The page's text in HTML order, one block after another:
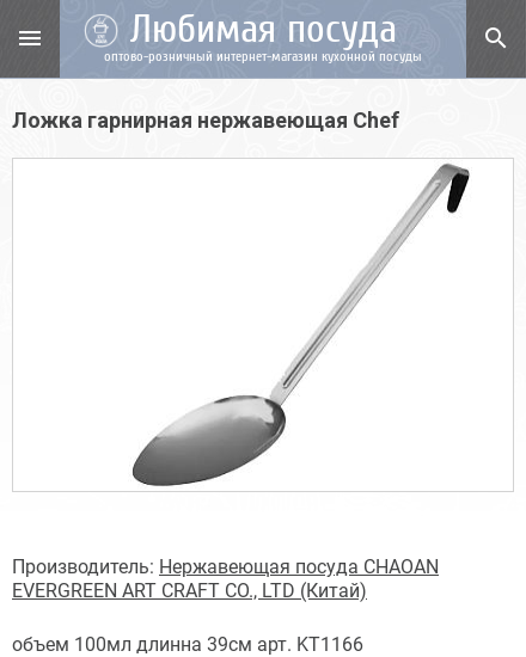
menu Любимая посуда
оптово-розничный интернет-магазин кухонной посуды
search
Ложка гарнирная нержавеющая Chef
Производитель: Нержавеющая посуда CHAOAN
EVERGREEN ART CRAFT CO., LTD (Китай)
объем 100мл длинна 39см арт. KT1166